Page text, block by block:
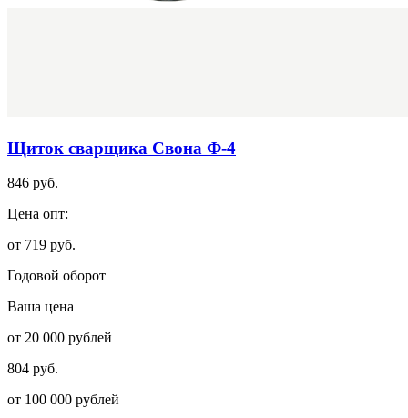
Щиток сварщика Свона Ф-4
846 руб.
Цена опт:
от 719 руб.
Годовой оборот
Ваша цена
от 20 000 рублей
804 руб.
от 100 000 рублей